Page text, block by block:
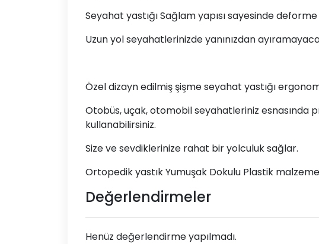
Seyahat yastığı Sağlam yapısı sayesinde
Uzun yol seyahatlerinizde yanınızdan
Özel dizayn edilmiş şişme seyahat yastığı
Otobüs, uçak, otomobil seyahatleriniz esnasında
kullanabilirsiniz.
Size ve sevdiklerinize rahat bir yolculuk sağlar.
Ortopedik yastık Yumuşak Dokulu Plastik
Değerlendirmeler
Henüz değerlendirme yapılmadı.